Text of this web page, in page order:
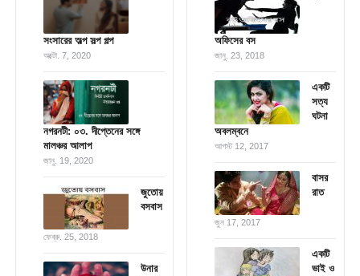
সংসারের অল্প সল্প গল্প
অক্টো. 7, 2020
নগরনটী: ০৩. দীপ্তেনের সঙ্গে
মালঞ্চর আলাপ
জানু. 19, 2020
জুতোয়
বসবাস
ফেব্রু. 25, 2018
উনার
অফিসের বস
জানু. 23, 2018
একটি
সত্য
ঘটনা
অবলম্বনে
আগস্ট 12, 2017
বাসর
রাত
জুন 17, 2017
একটি
ভাই ও